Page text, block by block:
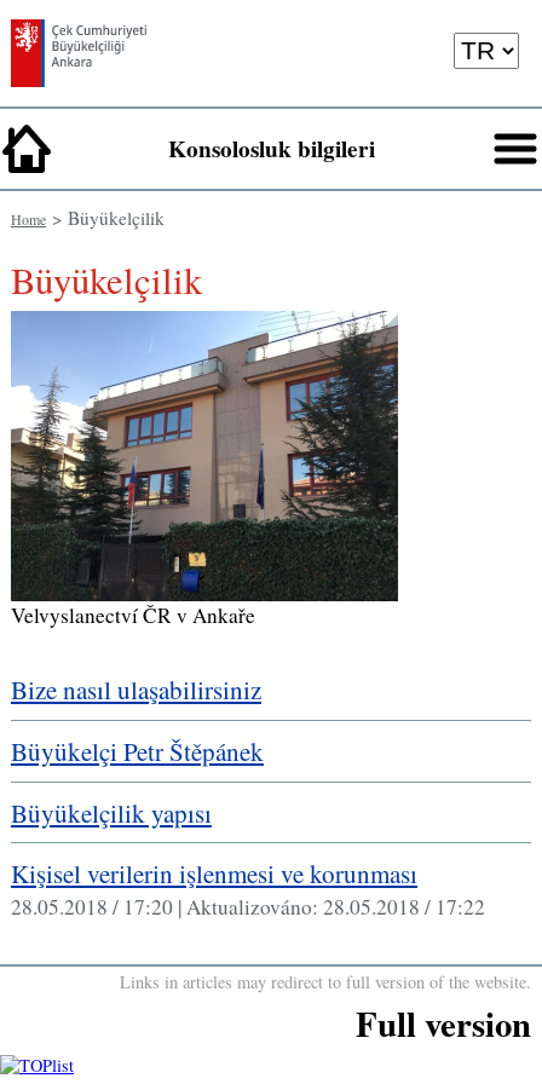
Konsolosluk bilgileri
Home> Büyükelçilik
Büyükelçilik
Velvyslanectví ČR v Ankaře
Bize nasıl ulaşabilirsiniz
Büyükelçi Petr Štěpánek
Büyükelçilik yapısı
Kişisel verilerin işlenmesi ve korunması
28.05.2018 / 17:20 |Aktualizováno: 28.05.2018 / 17:22
Links in articles may redirect to full version of the website.
Full version